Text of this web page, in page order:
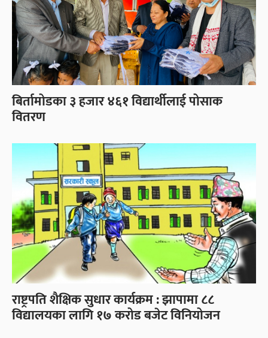
बिर्तामोडका ३ हजार ४६१ विद्यार्थीलाई पोसाक
वितरण
राष्ट्रपति शैक्षिक सुधार कार्यक्रम : झापामा ८८
विद्यालयका लागि १७ करोड बजेट विनियोजन